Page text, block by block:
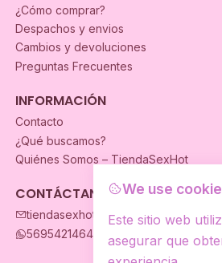
¿Cómo comprar?
Despachos y envios
Cambios y devoluciones
Preguntas Frecuentes
INFORMACIÓN
Contacto
¿Qué buscamos?
Quiénes Somos – TiendaSexHot
CONTÁCTANOS
tiendasexhot@gmail.com
56954214649
We use
Este sitio web
asegurar que